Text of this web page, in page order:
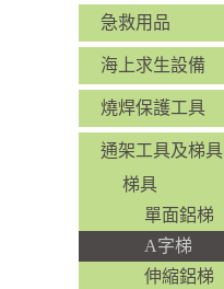
急救用品
海上求生設備
燒焊保護工具
通架工具及梯具
梯具
單面鋁梯
A字梯
伸縮鋁梯